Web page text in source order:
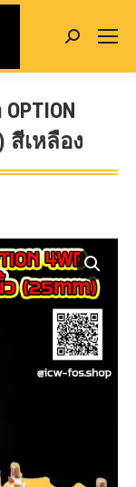
Search:
สีเหลือง